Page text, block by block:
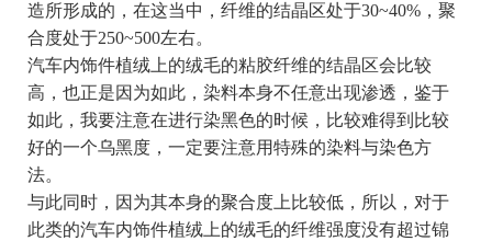
造所形成的，在这当中，纤维的结晶区处于30~40%，聚
合度处于250~500左右。
汽车内饰件植绒上的绒毛的粘胶纤维的结晶区会比较
高，也正是因为如此，染料本身不任意出现渗透，鉴于
如此，我要注意在进行染黑色的时候，比较难得到比较
好的一个乌黑度，一定要注意用特殊的染料与染色方
法。
与此同时，因为其本身的聚合度上比较低，所以，对于
此类的汽车内饰件植绒上的绒毛的纤维强度没有超过锦